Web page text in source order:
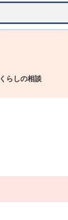
くらしの相談